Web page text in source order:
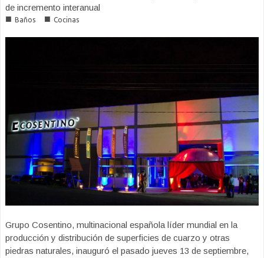
de incremento interanual
■ Baños ■ Cocinas
Grupo Cosentino, multinacional española líder mundial en la
producción y distribución de superficies de cuarzo y otras
piedras naturales, inauguró el pasado jueves 13 de septiembre,